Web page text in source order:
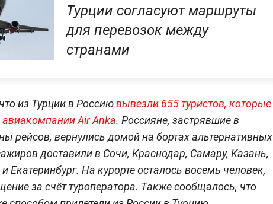
Турции согласуют маршруты
для перевозок между
странами
из Турции в Россиювывезли 655 туристов, которые
Air Anka. Россияне, застрявшие в
рейсов, вернулись домой на бортах альтернативных
доставили в Сочи, Краснодар, Самару, Казань,
На курорте осталось восемь человек,
за счёт туроператора. Также сообщалось, что